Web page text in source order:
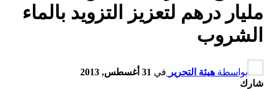
مليار درهم لتعزيز التزويد بالماء
الشروب
بواسطة هيئة التحرير في 31 أغسطس, 2013
شارك